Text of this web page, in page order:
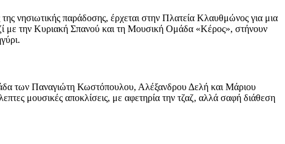
νησιωτικής παράδοσης, έρχεται στην Πλατεία Κλαυθμώνος για μια
με την Κυριακή Σπανού και τη Μουσική Ομάδα «Κέρος», στήνουν
των Παναγιώτη Κωστόπουλου, Αλέξανδρου Δελή και Μάριου
μουσικές αποκλίσεις, με αφετηρία την τζαζ, αλλά σαφή διάθεση